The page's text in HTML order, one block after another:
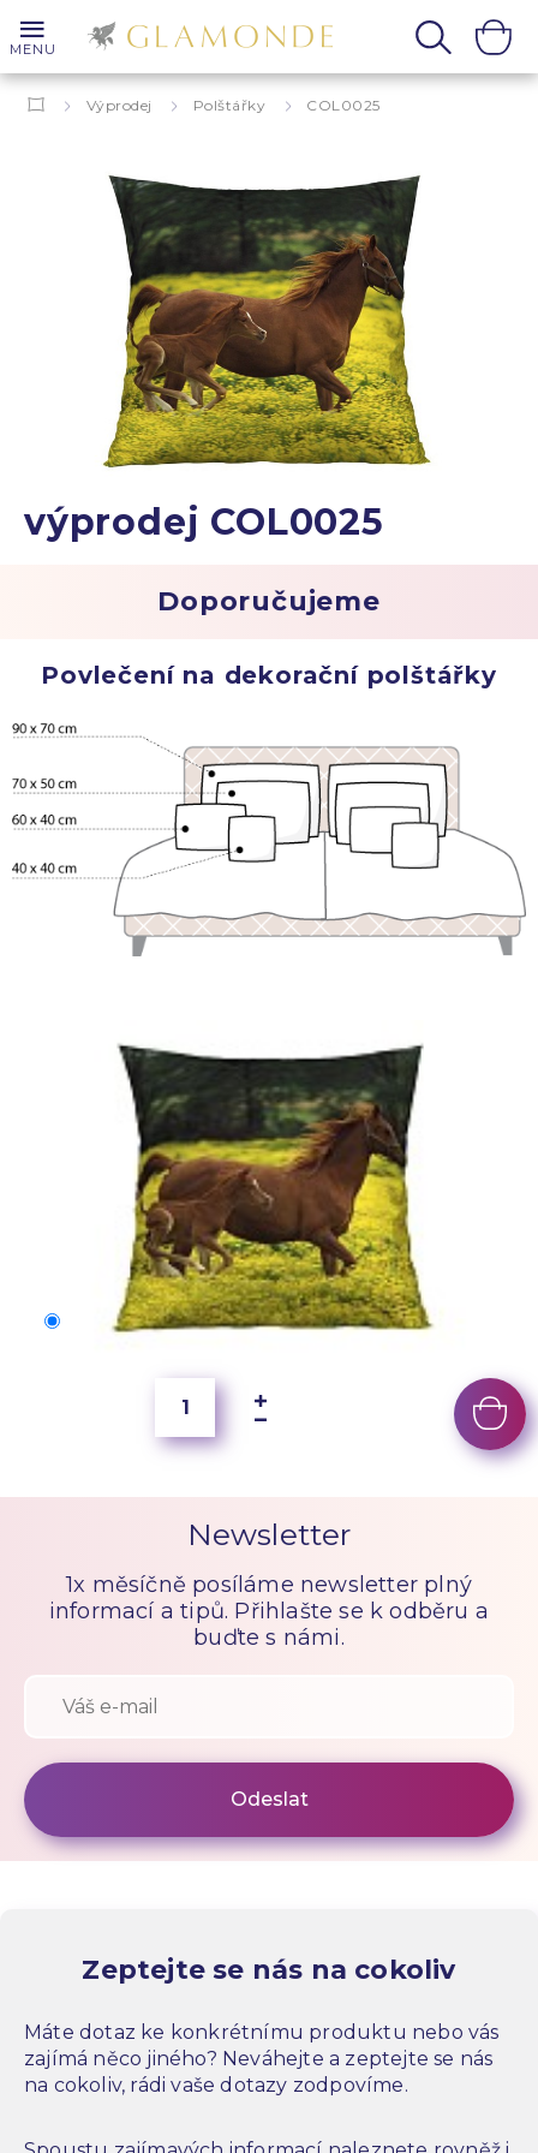
MENU
Výprodej Polštářky COL0025
výprodej COL0025
Doporučujeme
Povlečení na dekorační polštářky
40x40 cm
Newsletter
1x měsíčně posíláme newsletter plný
informací a tipů. Přihlašte se k odběru a
buďte s námi.
Zeptejte se nás na cokoliv
Máte dotaz ke konkrétnímu produktu nebo vás
zajímá něco jiného? Neváhejte a zeptejte se nás
na cokoliv, rádi vaše dotazy zodpovíme.